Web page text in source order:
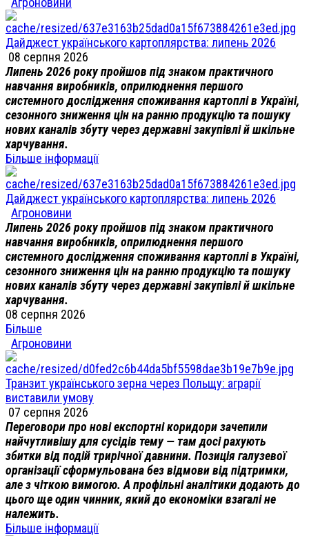
Дайджест українського картоплярства: липень 2026
08 серпня 2026
Липень 2026 року пройшов під знаком практичного
навчання виробників, оприлюднення першого
системного дослідження споживання картоплі в Україні,
сезонного зниження цін на ранню продукцію та пошуку
нових каналів збуту через державні закупівлі й шкільне
харчування.
Більше інформації
Дайджест українського картоплярства: липень 2026
Агроновини
Липень 2026 року пройшов під знаком практичного
навчання виробників, оприлюднення першого
системного дослідження споживання картоплі в Україні,
сезонного зниження цін на ранню продукцію та пошуку
нових каналів збуту через державні закупівлі й шкільне
харчування.
08 серпня 2026
Більше
Агроновини
Транзит українського зерна через Польщу: аграрії
виставили умову
07 серпня 2026
Переговори про нові експортні коридори зачепили
найчутливішу для сусідів тему — там досі рахують
збитки від подій трирічної давнини. Позиція галузевої
організації сформульована без відмови від підтримки,
але з чіткою вимогою. А профільні аналітики додають до
цього ще один чинник, який до економіки взагалі не
належить.
Більше інформації